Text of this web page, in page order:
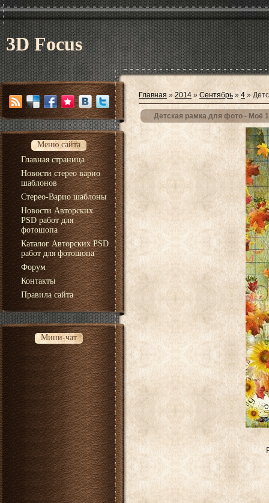
3D Focus
Меню сайта
Главная страница
Новости стерео варио
шаблонов
Стерео-Варио шаблоны
Новости Авторских
PSD работ для
фотошопа
Каталог Авторских PSD
работ для фотошопа
Форум
Контакты
Правила сайта
Мини-чат
Главная » 2014 » Сентябрь » 4 »
Детская рамка для фото - Моё